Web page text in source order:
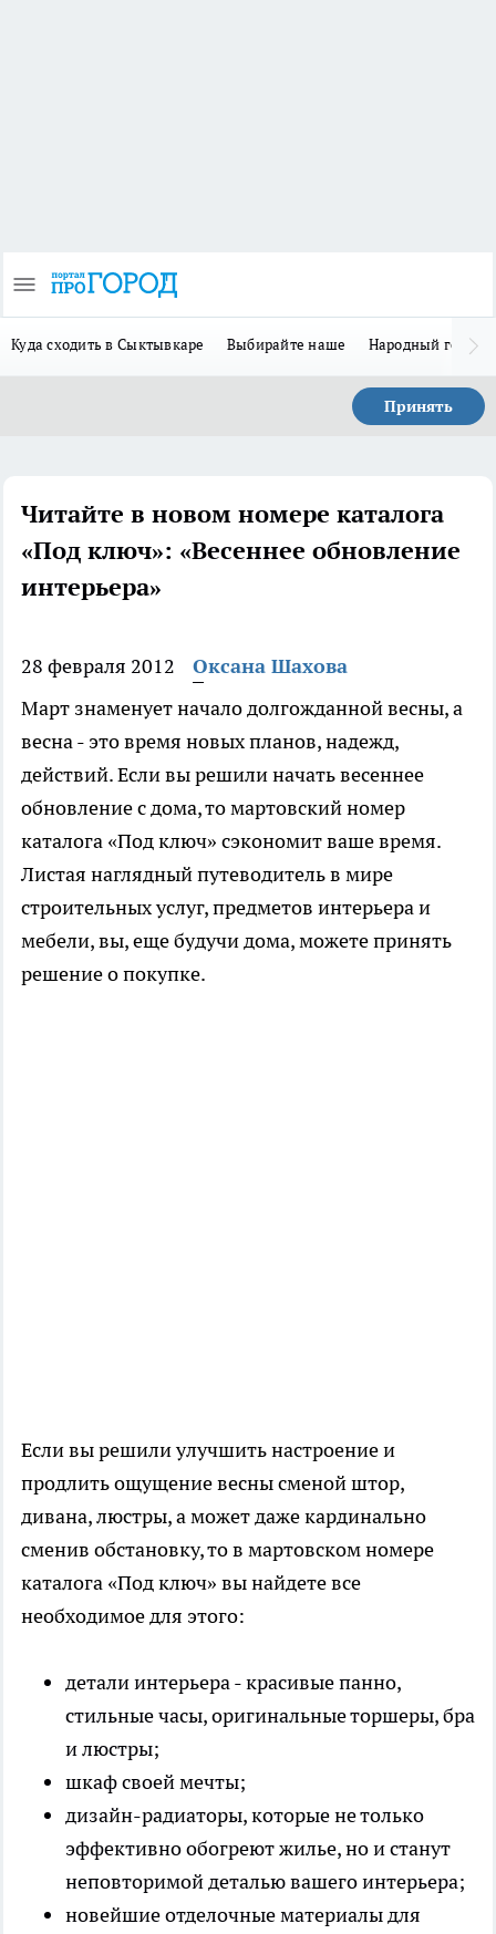
Куда сходить в Сыктывкаре Выбирайте наше Народный герой-
Принять
Читайте в новом номере каталога
«Под ключ»: «Весеннее обновление
интерьера»
28 февраля 2012
Оксана Шахова
Март знаменует начало долгожданной весны, а
весна - это время новых планов, надежд,
действий. Если вы решили начать весеннее
обновление с дома, то мартовский номер
каталога «Под ключ» сэкономит ваше время.
Листая наглядный путеводитель в мире
строительных услуг, предметов интерьера и
мебели, вы, еще будучи дома, можете принять
решение о покупке.
Если вы решили улучшить настроение и
продлить ощущение весны сменой штор,
дивана, люстры, а может даже кардинально
сменив обстановку, то в мартовском номере
каталога «Под ключ» вы найдете все
необходимое для этого:
детали интерьера - красивые панно,
стильные часы, оригинальные торшеры, бра
и люстры;
шкаф своей мечты;
дизайн-радиаторы, которые не только
эффективно обогреют жилье, но и станут
неповторимой деталью вашего интерьера;
новейшие отделочные материалы для